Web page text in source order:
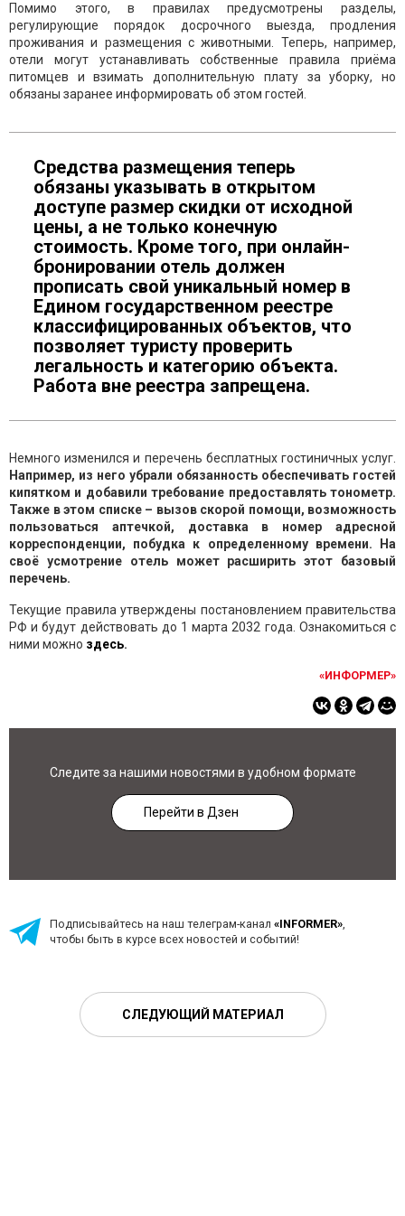
Помимо этого, в правилах предусмотрены разделы,
регулирующие порядок досрочного выезда, продления
проживания и размещения с животными. Теперь, например,
отели могут устанавливать собственные правила приёма
питомцев и взимать дополнительную плату за уборку, но
обязаны заранее информировать об этом гостей.
Средства размещения теперь
обязаны указывать в открытом
доступе размер скидки от исходной
цены, а не только конечную
стоимость. Кроме того, при онлайн-
бронировании отель должен
прописать свой уникальный номер в
Едином государственном реестре
классифицированных объектов, что
позволяет туристу проверить
легальность и категорию объекта.
Работа вне реестра запрещена.
Немного изменился и перечень бесплатных гостиничных услуг.
Например, из него убрали обязанность обеспечивать гостей
кипятком и добавили требование предоставлять тонометр.
Также в этом списке – вызов скорой помощи, возможность
пользоваться аптечкой, доставка в номер адресной
корреспонденции, побудка к определенному времени. На
своё усмотрение отель может расширить этот базовый
перечень.
Текущие правила утверждены постановлением правительства
РФ и будут действовать до 1 марта 2032 года. Ознакомиться с
ними можно здесь.
«ИНФОРМЕР»
Следите за нашими новостями в удобном формате
Перейти в Дзен
Подписывайтесь на наш телеграм-канал «INFORMER»,
чтобы быть в курсе всех новостей и событий!
СЛЕДУЮЩИЙ МАТЕРИАЛ